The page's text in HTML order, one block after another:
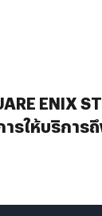
ENIX
รให้บริการ